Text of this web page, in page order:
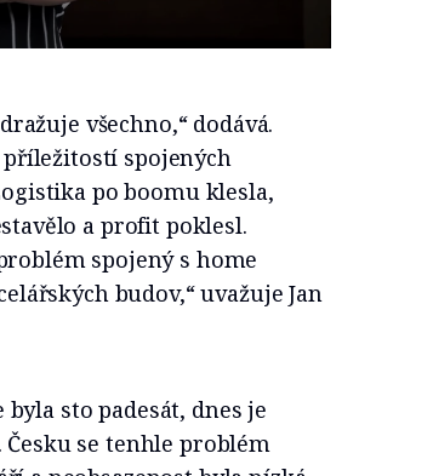
všechno,“ dodává.
spojených
po boomu klesla,
a profit poklesl.
spojený s home
budov,“ uvažuje Jan
sto padesát, dnes je
se tenhle problém